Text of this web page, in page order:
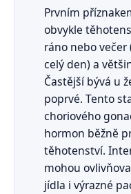
Prvním
obvykle
ráno nebo
celý den) a
Častější bývá u
poprvé. Tento
choriového
hormon běžně
těhotenství.
mohou
jídla i výrazné